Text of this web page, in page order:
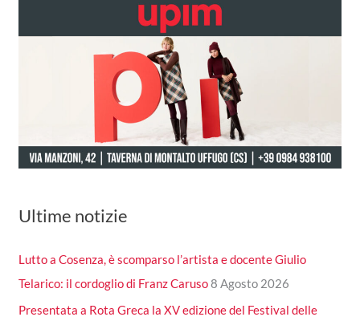
Ultime notizie
Lutto a Cosenza, è scomparso l’artista e docente Giulio
Telarico: il cordoglio di Franz Caruso8 Agosto 2026
Presentata a Rota Greca la XV edizione del Festival delle